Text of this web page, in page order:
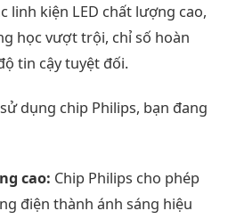
linh kiện LED chất lượng cao,
học vượt trội, chỉ số hoàn
tin cậy tuyệt đối.
dụng chip Philips, bạn đang
cao: Chip Philips cho phép
điện thành ánh sáng hiệu